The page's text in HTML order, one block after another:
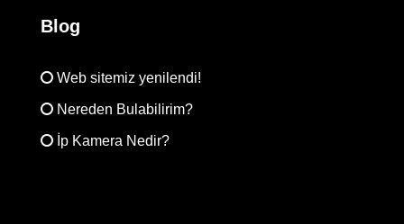
Blog
Web sitemiz yenilendi!
Nereden Bulabilirim?
İp Kamera Nedir?